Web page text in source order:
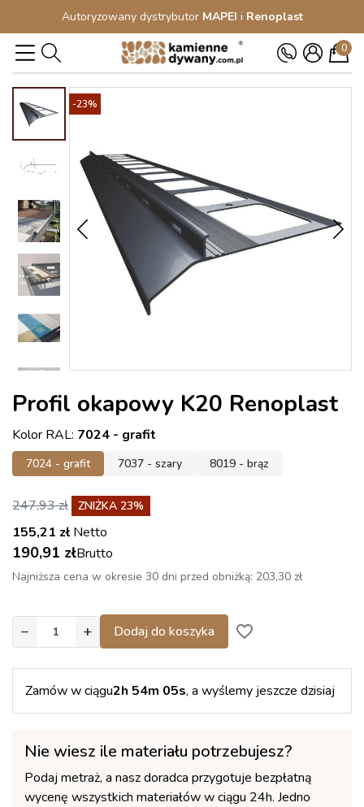
Autoryzowany dystrybutor MAPEI i Renoplast
0
-23%
Profil okapowy K20 Renoplast
Kolor RAL: 7024 - grafit
7024 - grafit 7037 - szary 8019 - brąz
247,93 zł ZNIŻKA 23%
155,21 zł Netto
190,91 złBrutto
Najniższa cena w okresie 30 dni przed obniżką: 203,30 zł
− + Dodaj do koszyka favorite_border
Zamów w ciągu2h 54m 05s, a wyślemy jeszcze dzisiaj
Nie wiesz ile materiału potrzebujesz?
Podaj metraż, a nasz doradca przygotuje bezpłatną
wycenę wszystkich materiałów w ciągu 24h. Jedno